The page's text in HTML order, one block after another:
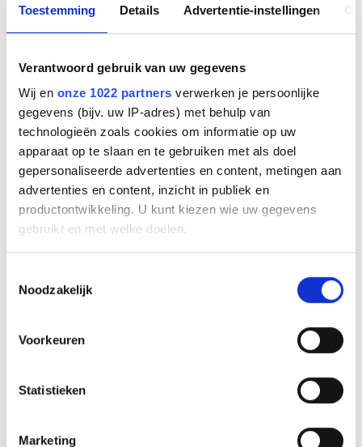
Toestemming Details Advertentie-instellingen
Verantwoord gebruik van uw gegevens
Wij en onze 1022 partners verwerken je persoonlijke
gegevens (bijv. uw IP-adres) met behulp van
technologieën zoals cookies om informatie op uw
apparaat op te slaan en te gebruiken met als doel
gepersonaliseerde advertenties en content, metingen aan
advertenties en content, inzicht in publiek en
productontwikkeling. U kunt kiezen wie uw gegevens
gebruikt en met welke doelen.
Informatie verzamelen over uw geografische
Uw apparaat identificeren door het actief te
scannen op specifieke eigenschappen (fingerprinting)
verwerkt en stel uw voorkeuren in het
detailgedeelte in.
Noodzakelijk
Voorkeuren
Statistieken
Marketing
Gerelateerde producten
€ 120,00